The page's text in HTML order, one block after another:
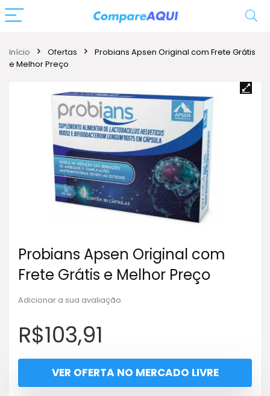
Início Ofertas
Probians Apsen Original com Frete Grátis
e Melhor Preço
Probians Apsen Original com
Frete Grátis e Melhor Preço
Adicionar a sua avaliação
R$103,91
VER OFERTA NO MERCADO LIVRE